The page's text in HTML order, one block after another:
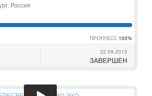
Россия
ПРОГРЕСС 102%
22.09.2013
ЗАВЕРШЕН